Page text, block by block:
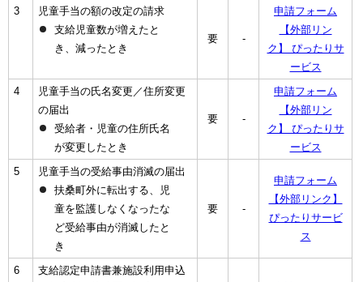
3
児童手当の額の改定の請求
支給児童数が増えたと
き、減ったとき
要 -
申請フォーム
【外部リン
ク】 ぴったりサ
ービス
4
児童手当の氏名変更／住所変更
の届出
受給者・児童の住所氏名
が変更したとき
要 -
申請フォーム
【外部リン
ク】 ぴったりサ
ービス
5
児童手当の受給事由消滅の届出
扶桑町外に転出する、児
童を監護しなくなったな
ど受給事由が消滅したと
き
要 -
申請フォーム
【外部リンク】
ぴったりサービ
ス
6
支給認定申請書兼施設利用申込